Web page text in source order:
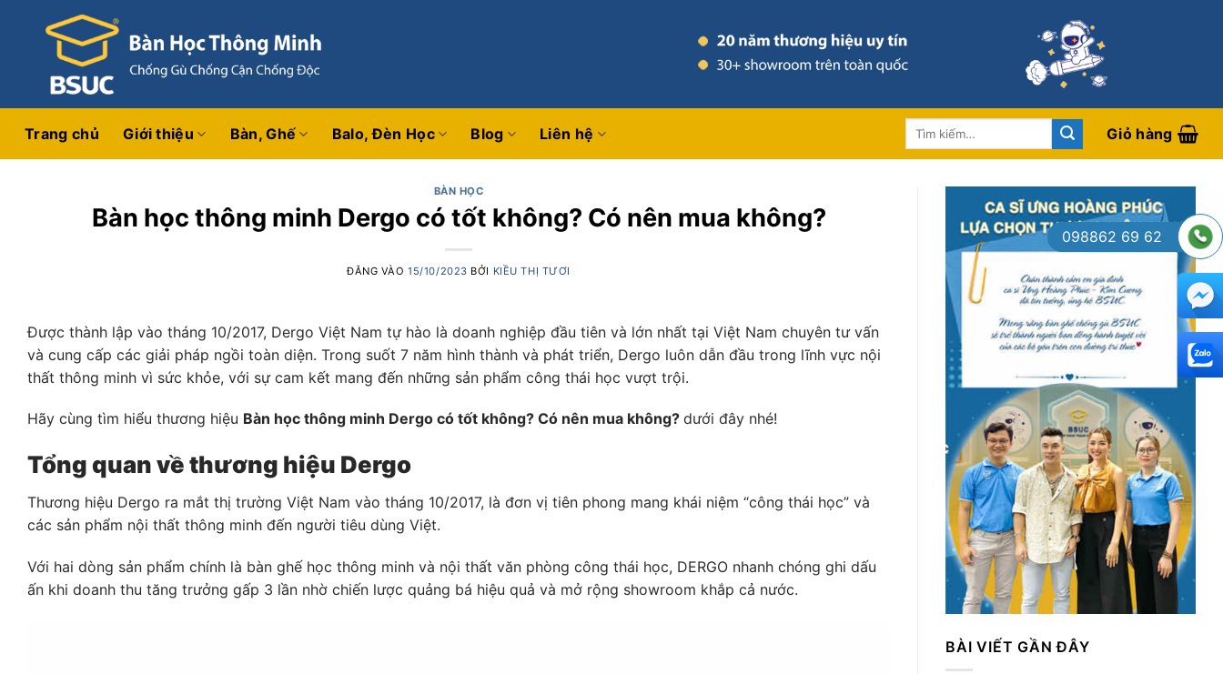
Trang chủ Giới thiệu Bàn, Ghế Balo, Đèn Học Blog Liên hệ
Tìm
Giỏ hàng
BÀN HỌC
Bàn học thông minh Dergo có tốt không? Có nên mua không?
ĐĂNG VÀO15/10/2023 BỞI KIỀU THỊ TƯƠI
Được thành lập vào tháng 10/2017, Dergo Việt Nam tự hào là doanh nghiệp đầu tiên và lớn nhất tại Việt Nam chuyên tư vấn
và cung cấp các giải pháp ngồi toàn diện. Trong suốt 7 năm hình thành và phát triển, Dergo luôn dẫn đầu trong lĩnh vực nội
thất thông minh vì sức khỏe, với sự cam kết mang đến những sản phẩm công thái học vượt trội.
Hãy cùng tìm hiểu thương hiệu Bàn học thông minh Dergo có tốt không? Có nên mua không? dưới đây nhé!
Tổng quan về thương hiệu Dergo
Thương hiệu Dergo ra mắt thị trường Việt Nam vào tháng 10/2017, là đơn vị tiên phong mang khái niệm “công thái học” và
các sản phẩm nội thất thông minh đến người tiêu dùng Việt.
Với hai dòng sản phẩm chính là bàn ghế học thông minh và nội thất văn phòng công thái học, DERGO nhanh chóng ghi dấu
ấn khi doanh thu tăng trưởng gấp 3 lần nhờ chiến lược quảng bá hiệu quả và mở rộng showroom khắp cả nước.
BÀI VIẾT GẦN ĐÂY
098862 69 62